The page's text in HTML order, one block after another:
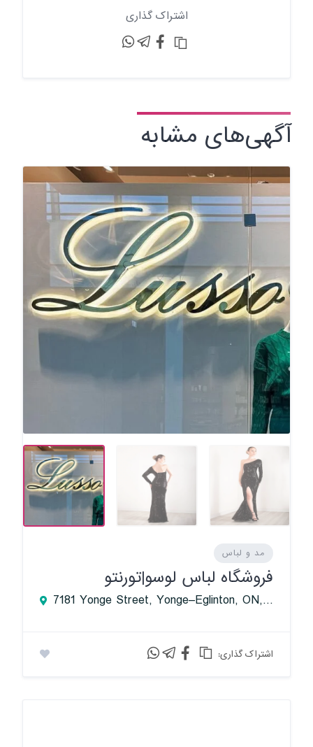
اشتراک گذاری
آگهی‌های مشابه
مد و لباس
فروشگاه لباس لوسو|تورنتو
7181 Yonge Street, Yonge–Eglinton, ON, Canada
:اشتراک گذاری